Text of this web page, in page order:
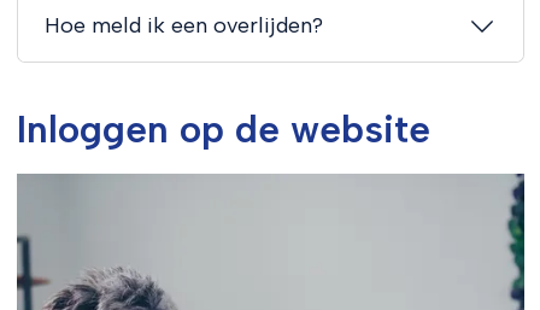
Hoe meld ik een overlijden?
Inloggen op de website